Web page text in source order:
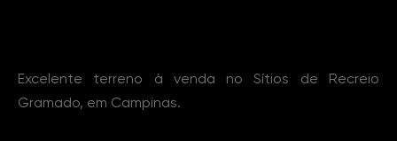
Excelente terreno à venda no Sítios de Recreio
Gramado, em Campinas.